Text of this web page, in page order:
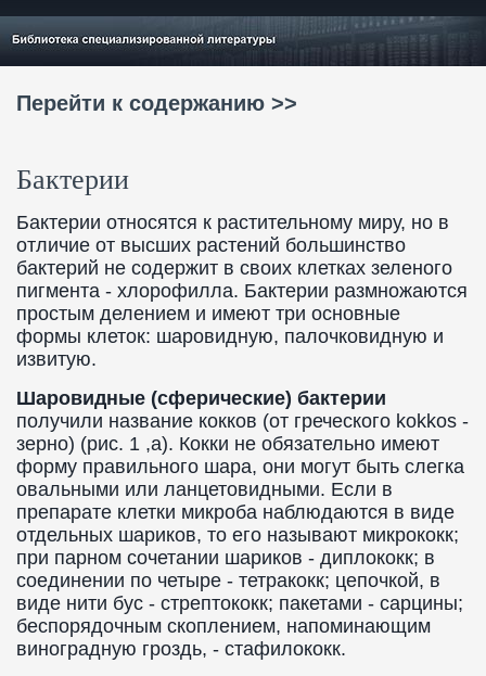
Перейти к содержанию >>
Бактерии
Бактерии относятся к растительному миру, но в
отличие от высших растений большинство
бактерий не содержит в своих клетках зеленого
пигмента - хлорофилла. Бактерии размножаются
простым делением и имеют три основные
формы клеток: шаровидную, палочковидную и
извитую.
Шаровидные (сферические) бактерии
получили название кокков (от греческого kokkos -
зерно) (рис. 1 ,а). Кокки не обязательно имеют
форму правильного шара, они могут быть слегка
овальными или ланцетовидными. Если в
препарате клетки микроба наблюдаются в виде
отдельных шариков, то его называют микрококк;
при парном сочетании шариков - диплококк; в
соединении по четыре - тетракокк; цепочкой, в
виде нити бус - стрептококк; пакетами - сарцины;
беспорядочным скоплением, напоминающим
виноградную гроздь, - стафилококк.